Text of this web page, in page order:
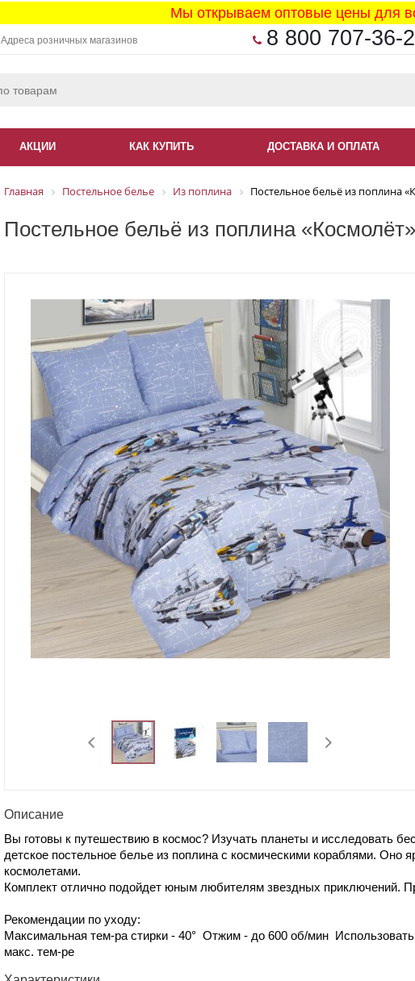
Мы открываем оптовые цены для
Адреса розничных магазинов 8 800 707-36-
АКЦИИ КАК КУПИТЬ ДОСТАВКА И ОПЛАТА
Главная Постельное белье Из поплина Постельное бельё из поплина
Постельное бельё из поплина
Описание
Вы готовы к путешествию в космос? Изучать планеты и исследовать
детское постельное белье из поплина с космическими кораблями. Оно
космолетами.
Комплект отлично подойдет юным любителям звездных приключений.
Рекомендации по уходу:
Максимальная тем-ра стирки - 40° Отжим - до 600 об/мин
макс. тем-ре